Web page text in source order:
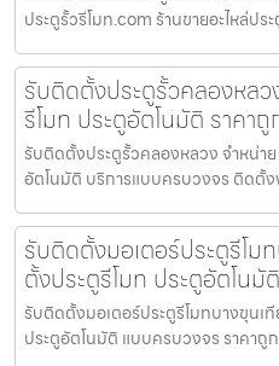
ประตูรั้วรีโมท.com ร้านขายอะไหล่ป
รับติดตั้งประตูรั้วคลองหล
รีโมท ประตูอัตโนมัติ ราคาถู
รับติดตั้งประตูรั้วคลองหลวง จำหน่า
อัตโนมัติ บริการแบบครบวงจร ติดตั้ง
รับติดตั้งมอเตอร์ประตูรีโม
ตั้งประตูรีโมท ประตูอัตโน
รับติดตั้งมอเตอร์ประตูรีโมทบางขุนเ
ประตูอัตโนมัติ แบบครบวงจร ราคาถู